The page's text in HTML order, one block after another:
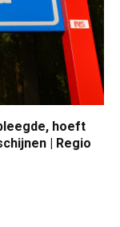
hoeft
| Regio